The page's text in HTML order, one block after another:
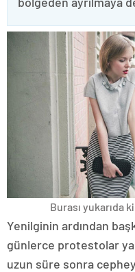
Burası yukarıda
Yenilginin ardından
günlerce protestolar
uzun süre sonra